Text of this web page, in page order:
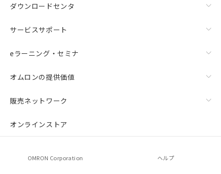
ダウンロードセンタ
サービスサポート
eラーニング・セミナ
オムロンの提供価値
販売ネットワーク
オンラインストア
OMRON Corporation ヘルプ